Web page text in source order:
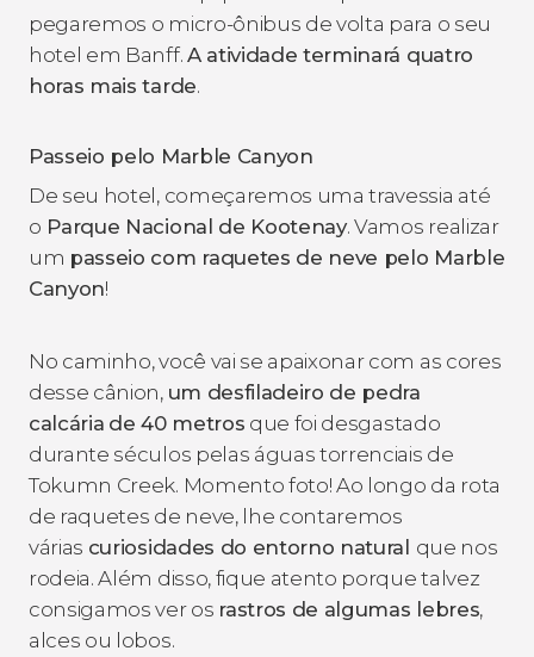
pegaremos o micro-ônibus de volta para o seu
hotel em Banff. A atividade terminará quatro
horas mais tarde.
Passeio pelo Marble Canyon
De seu hotel, começaremos uma travessia até
o Parque Nacional de Kootenay. Vamos realizar
um passeio com raquetes de neve pelo Marble
Canyon!
No caminho, você vai se apaixonar com as cores
desse cânion, um desfiladeiro de pedra
calcária de 40 metros que foi desgastado
durante séculos pelas águas torrenciais de
Tokumn Creek. Momento foto! Ao longo da rota
de raquetes de neve, lhe contaremos
várias curiosidades do entorno natural que nos
rodeia. Além disso, fique atento porque talvez
consigamos ver os rastros de algumas lebres,
alces ou lobos.